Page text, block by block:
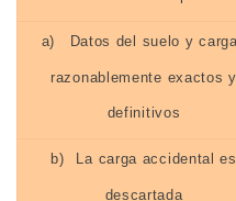
a) Datos del suelo y
razonablemente exactos y
definitivos
b) La carga accidental es
descartada